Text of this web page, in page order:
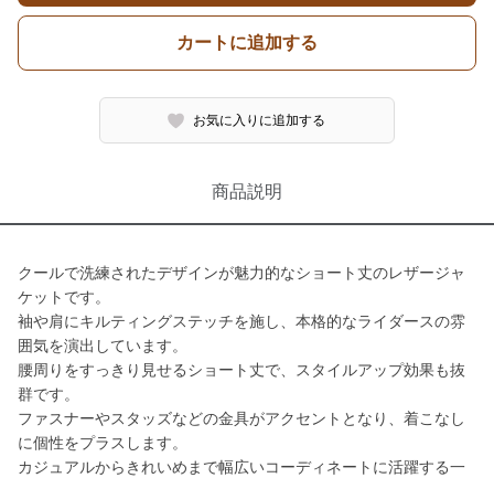
カートに追加する
お気に入りに追加する
商品説明
クールで洗練されたデザインが魅力的なショート丈のレザージャ
ケットです。
袖や肩にキルティングステッチを施し、本格的なライダースの雰
囲気を演出しています。
腰周りをすっきり見せるショート丈で、スタイルアップ効果も抜
群です。
ファスナーやスタッズなどの金具がアクセントとなり、着こなし
に個性をプラスします。
カジュアルからきれいめまで幅広いコーディネートに活躍する一